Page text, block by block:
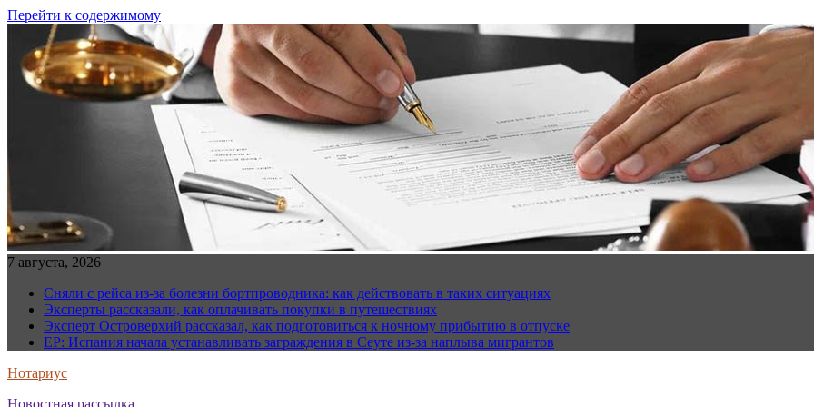
Перейти к содержимому
7 августа, 2026
Сняли с рейса из-за болезни бортпроводника: как действовать в таких ситуациях
Эксперты рассказали, как оплачивать покупки в путешествиях
Эксперт Островерхий рассказал, как подготовиться к ночному прибытию в отпуске
EP: Испания начала устанавливать заграждения в Сеуте из-за наплыва мигрантов
Нотариус
Новостная рассылка